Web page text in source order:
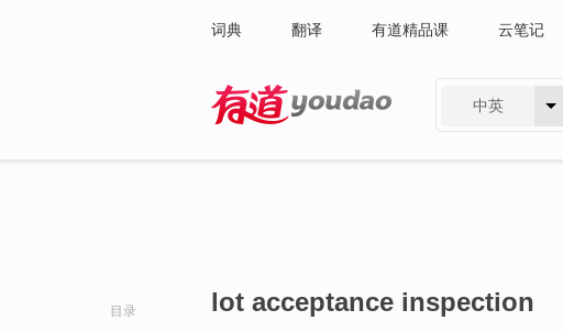
词典 翻译 有道精品课 云笔记
中英
目录 lot acceptance inspection